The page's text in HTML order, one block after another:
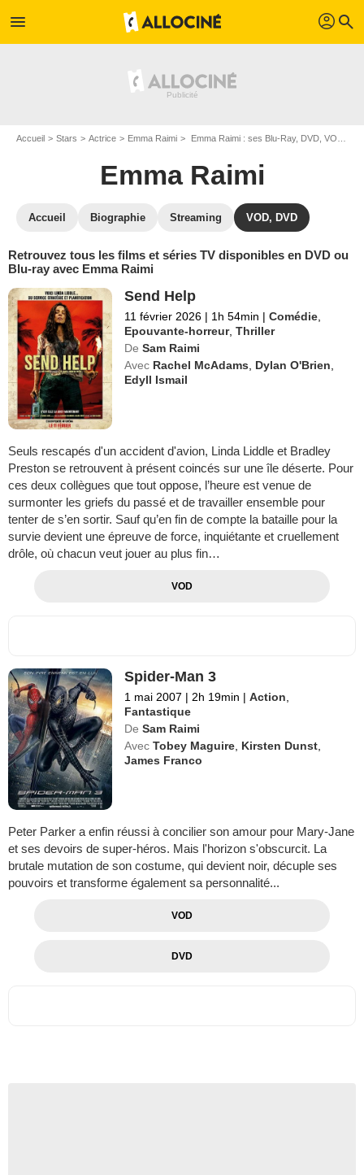
menu profil search
Accueil Stars Actrice Emma Raimi Emma Raimi : ses Blu-Ray, DVD, VOD, SVOD
Emma Raimi
Accueil Biographie Streaming VOD, DVD
Retrouvez tous les films et séries TV disponibles en DVD ou
Blu-ray avec Emma Raimi
Send Help
11 février 2026 | 1h 54min | Comédie
Epouvante-horreur,Thriller
De Sam Raimi
Avec Rachel McAdams Dylan O'Brien
Edyll Ismail
Seuls rescapés d'un accident d'avion, Linda Liddle et Bradley
Preston se retrouvent à présent coincés sur une île déserte. Pour
ces deux collègues que tout oppose, l’heure est venue de
surmonter les griefs du passé et de travailler ensemble pour
tenter de s’en sortir. Sauf qu’en fin de compte la bataille pour la
survie devient une épreuve de force, inquiétante et cruellement
drôle, où chacun veut jouer au plus fin…
VOD
Spider-Man 3
1 mai 2007 | 2h 19min | Action
Fantastique
De Sam Raimi
Avec Tobey Maguire Kirsten Dunst
James Franco
Peter Parker a enfin réussi à concilier son amour pour Mary-Jane
et ses devoirs de super-héros. Mais l'horizon s'obscurcit. La
brutale mutation de son costume, qui devient noir, décuple ses
pouvoirs et transforme également sa personnalité...
VOD
DVD